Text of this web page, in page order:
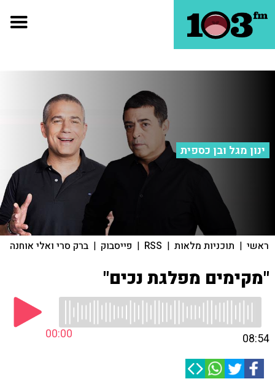
ינון מגל ובן כספית
ראשי | תוכניות מלאות |
RSS
| פייסבוק | ברק סרי ואלי אוחנה
"מקימים מפלגת נכים"
00:00 08:54